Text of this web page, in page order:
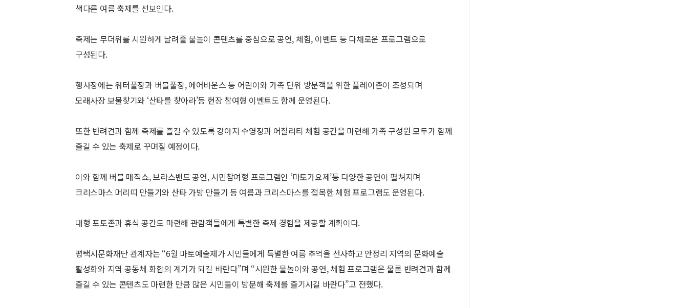
색다른 여름 축제를 선보인다.
축제는 무더위를 시원하게 날려줄 물놀이 콘텐츠를 중심으로 공연, 체험, 이벤트 등 다채로운 프로그램으로
구성된다.
행사장에는 워터풀장과 버블풀장, 에어바운스 등 어린이와 가족 단위 방문객을 위한 플레이존이 조성되며
모래사장 보물찾기와 ‘산타를 찾아라’등 현장 참여형 이벤트도 함께 운영된다.
또한 반려견과 함께 축제를 즐길 수 있도록 강아지 수영장과 어질리티 체험 공간을 마련해 가족 구성원 모두가 함께
즐길 수 있는 축제로 꾸며질 예정이다.
이와 함께 버블 매직쇼, 브라스밴드 공연, 시민참여형 프로그램인 ‘마토가요제’등 다양한 공연이 펼쳐지며
크리스마스 머리띠 만들기와 산타 가방 만들기 등 여름과 크리스마스를 접목한 체험 프로그램도 운영된다.
대형 포토존과 휴식 공간도 마련해 관람객들에게 특별한 축제 경험을 제공할 계획이다.
평택시문화재단 관계자는 “6월 마토예술제가 시민들에게 특별한 여름 추억을 선사하고 안정리 지역의 문화예술
활성화와 지역 공동체 화합의 계기가 되길 바란다”며 “시원한 물놀이와 공연, 체험 프로그램은 물론 반려견과 함께
즐길 수 있는 콘텐츠도 마련한 만큼 많은 시민들이 방문해 축제를 즐기시길 바란다”고 전했다.